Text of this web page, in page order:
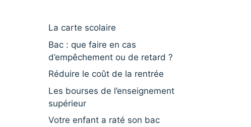
La carte scolaire
Bac : que faire en cas
d’empêchement ou de retard ?
Réduire le coût de la rentrée
Les bourses de l’enseignement
supérieur
Votre enfant a raté son bac